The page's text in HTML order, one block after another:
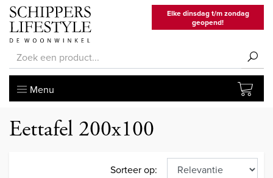
Elke dinsdag t/m zondag
geopend!
Menu
Eettafel 200x100
Sorteer op: